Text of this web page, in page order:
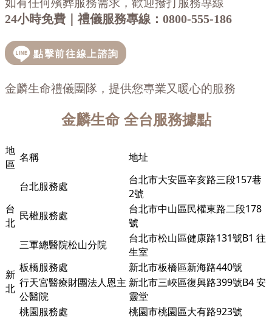
如有任何殯葬服務需求，歡迎撥打服務專線
24小時免費｜禮儀服務專線： 0800-555-186
金麟生命禮儀團隊，提供您專業又暖心的服務
金麟生命 全台服務據點
地
區
名稱 地址
台
北
台北服務處
台北市大安區辛亥路三段157巷
2號
民權服務處
台北市中山區民權東路二段178
號
三軍總醫院松山分院
台北市松山區健康路131號B1 往
生室
新
北
板橋服務處
新北市板橋區新海路440號
行天宮醫療財團法人恩主
公醫院
新北市三峽區復興路399號B4 安
靈堂
桃園服務處
桃園市桃園區大有路923號